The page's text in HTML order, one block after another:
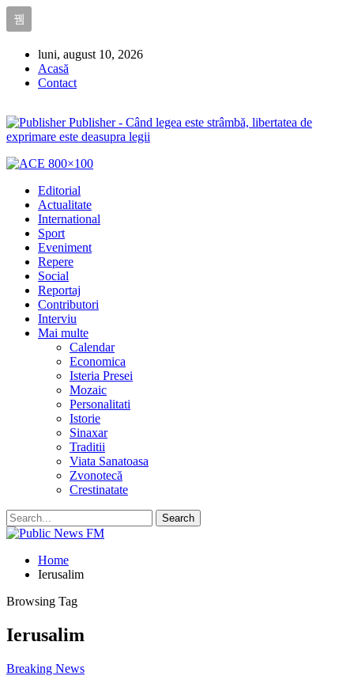
luni, august 10, 2026
Acasă
Contact
Publisher - Când legea este strâmbă, libertatea de
exprimare este deasupra legii
Editorial
Actualitate
International
Sport
Eveniment
Repere
Social
Reportaj
Contributori
Interviu
Mai multe
Calendar
Economica
Isteria Presei
Mozaic
Personalitati
Istorie
Sinaxar
Traditii
Viata Sanatoasa
Zvonotecă
Crestinatate
Home
Ierusalim
Browsing Tag
Ierusalim
Breaking News